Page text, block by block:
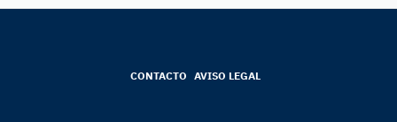
CONTACTO AVISO LEGAL